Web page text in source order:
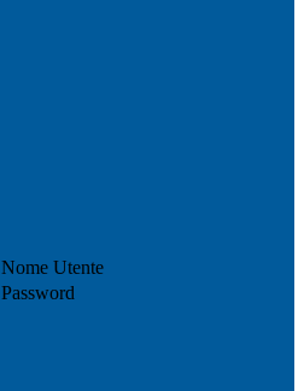
Nome Utente
Password